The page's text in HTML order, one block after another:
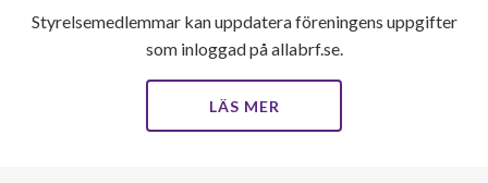
Styrelsemedlemmar kan uppdatera föreningens uppgifter
som inloggad på allabrf.se.
LÄS MER